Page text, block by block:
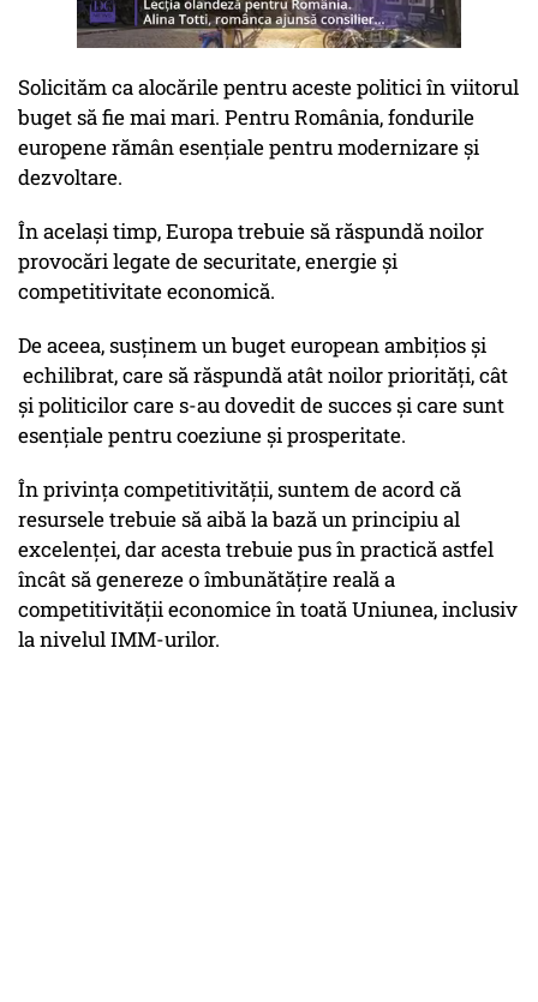
Solicităm ca alocările pentru aceste politici în viitorul
buget să fie mai mari. Pentru România, fondurile
europene rămân esențiale pentru modernizare și
dezvoltare.
În același timp, Europa trebuie să răspundă noilor
provocări legate de securitate, energie și
competitivitate economică.
De aceea, susținem un buget european ambițios și
echilibrat, care să răspundă atât noilor priorități, cât
și politicilor care s-au dovedit de succes și care sunt
esențiale pentru coeziune și prosperitate.
În privința competitivității, suntem de acord că
resursele trebuie să aibă la bază un principiu al
excelenței, dar acesta trebuie pus în practică astfel
încât să genereze o îmbunătățire reală a
competitivității economice în toată Uniunea, inclusiv
la nivelul IMM-urilor.